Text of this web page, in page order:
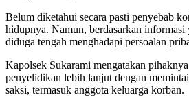
Belum diketahui secara pasti penyebab
hidupnya. Namun, berdasarkan
diduga tengah menghadapi persoalan
Kapolsek Sukarami mengatakan
penyelidikan lebih lanjut dengan
saksi, termasuk anggota keluarga korban.